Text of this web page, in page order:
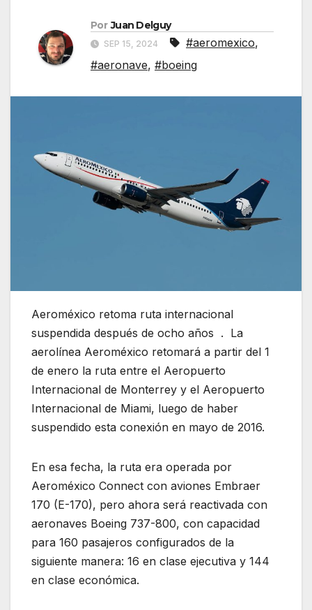
Por Juan Delguy
SEP 15, 2024 #aeromexico,
#aeronave, #boeing
Aeroméxico retoma ruta internacional
suspendida después de ocho años . La
aerolínea Aeroméxico retomará a partir del 1
de enero la ruta entre el Aeropuerto
Internacional de Monterrey y el Aeropuerto
Internacional de Miami, luego de haber
suspendido esta conexión en mayo de 2016.
En esa fecha, la ruta era operada por
Aeroméxico Connect con aviones Embraer
170 (E-170), pero ahora será reactivada con
aeronaves Boeing 737-800, con capacidad
para 160 pasajeros configurados de la
siguiente manera: 16 en clase ejecutiva y 144
en clase económica.